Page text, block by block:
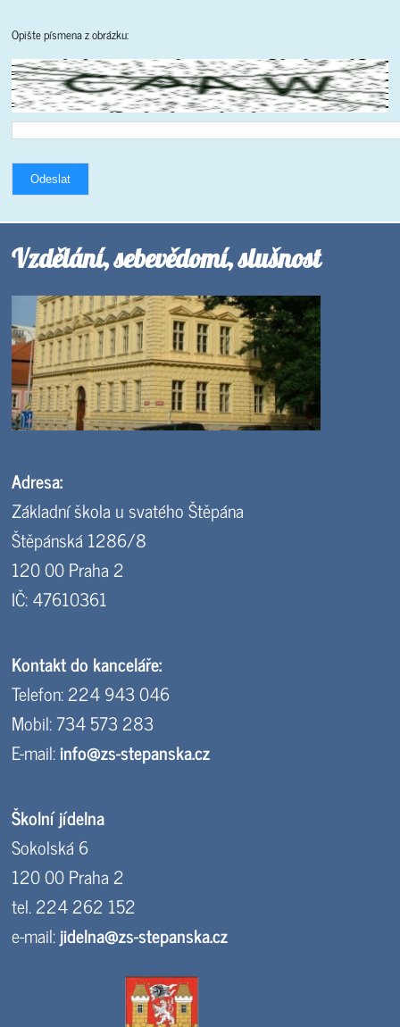
Opište písmena z obrázku:
Odeslat
Vzdělání, sebevědomí, slušnost
Adresa:
Základní škola u svatého Štěpána
Štěpánská 1286/8
120 00 Praha 2
IČ: 47610361
Kontakt do kanceláře:
Telefon: 224 943 046
Mobil: 734 573 283
E-mail:info@zs-stepanska.cz
Školní jídelna
Sokolská 6
120 00 Praha 2
tel. 224 262 152
e-mail:jidelna@zs-stepanska.cz